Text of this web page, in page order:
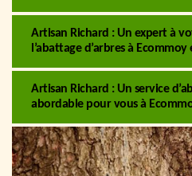
Artisan Richard : Un expert à
l’abattage d’arbres à
Artisan Richard : Un service
abordable pour vous à